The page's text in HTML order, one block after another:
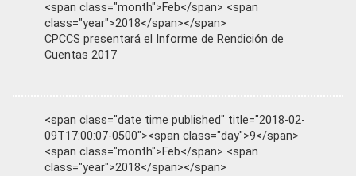
<span class="month">Feb</span> <span
class="year">2018</span></span>
CPCCS presentará el Informe de Rendición de
Cuentas 2017
<span class="date time published" title="2018-02-
09T17:00:07-0500"><span class="day">9</span>
<span class="month">Feb</span> <span
class="year">2018</span></span>